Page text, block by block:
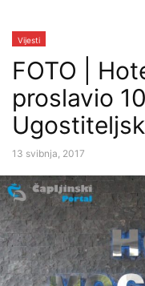
Vijesti
FOTO |
proslavio
13 svibnja, 2017